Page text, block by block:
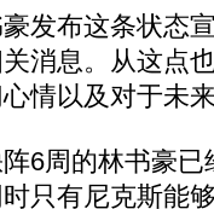
布这条状态
消息。从这点
情以及对于未
周的林书豪已
只有尼克斯能